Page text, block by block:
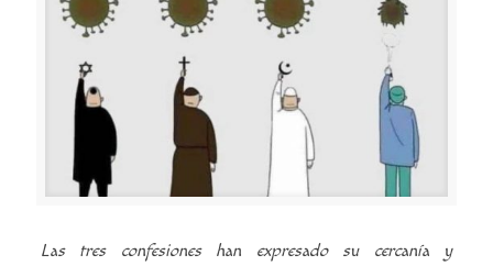
Las tres confesiones han expresado su cercanía y